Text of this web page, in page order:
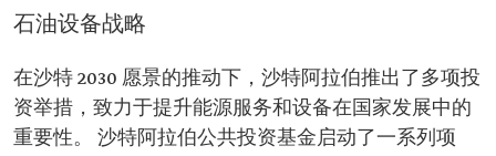
石油设备战略
在沙特 2030 愿景的推动下，沙特阿拉伯推出了多项投
资举措，致力于提升能源服务和设备在国家发展中的
重要性。 沙特阿拉伯公共投资基金启动了一系列项